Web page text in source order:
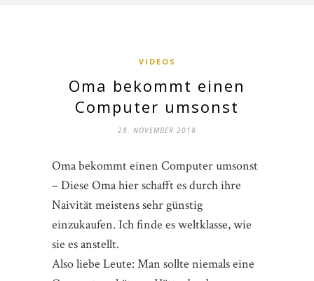
VIDEOS
Oma bekommt einen
Computer umsonst
28. NOVEMBER 2018
Oma bekommt einen Computer umsonst
– Diese Oma hier schafft es durch ihre
Naivität meistens sehr günstig
einzukaufen. Ich finde es weltklasse, wie
sie es anstellt.
Also liebe Leute: Man sollte niemals eine